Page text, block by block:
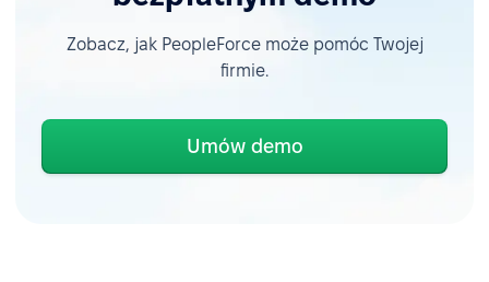
Zobacz, jak PeopleForce może pomóc Twojej
firmie.
Umów demo